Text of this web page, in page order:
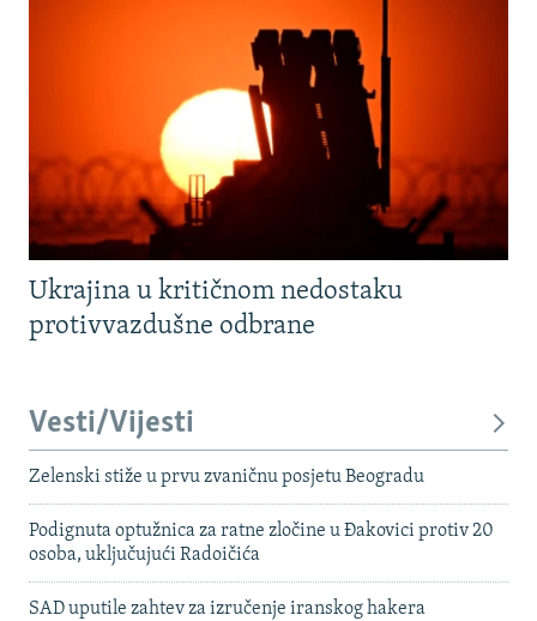
Ukrajina u kritičnom nedostaku
protivvazdušne odbrane
Vesti/Vijesti
Zelenski stiže u prvu zvaničnu posjetu Beogradu
Podignuta optužnica za ratne zločine u Đakovici protiv 20
osoba, uključujući Radoičića
SAD uputile zahtev za izručenje iranskog hakera